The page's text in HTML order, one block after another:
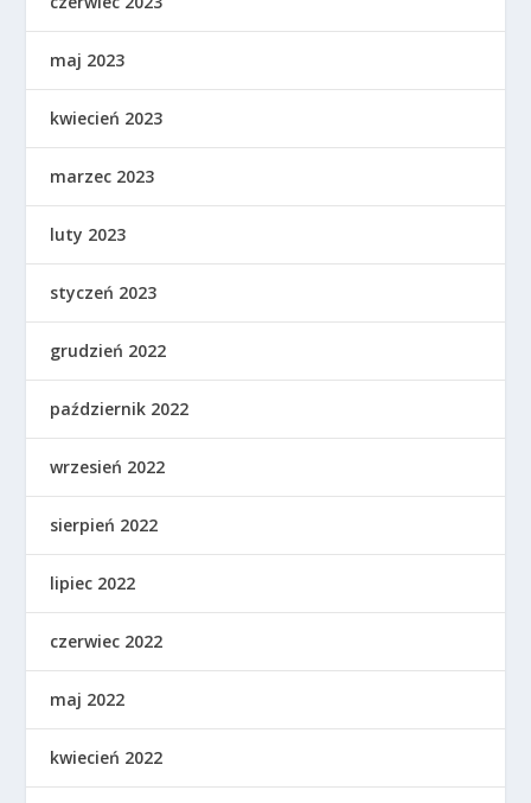
maj 2023
kwiecień 2023
marzec 2023
luty 2023
styczeń 2023
grudzień 2022
październik 2022
wrzesień 2022
sierpień 2022
lipiec 2022
czerwiec 2022
maj 2022
kwiecień 2022